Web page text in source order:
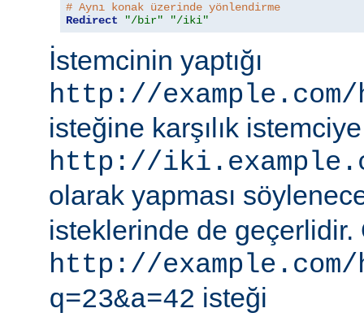
# Aynı konak üzerinde yönlendirme
Redirect
"/bir" "/iki"
İstemcinin yaptığı
http://
isteğine karşılık
http://
olarak yapması
isteklerinde de geçerlidir.
http://
q=23&a=42 isteği